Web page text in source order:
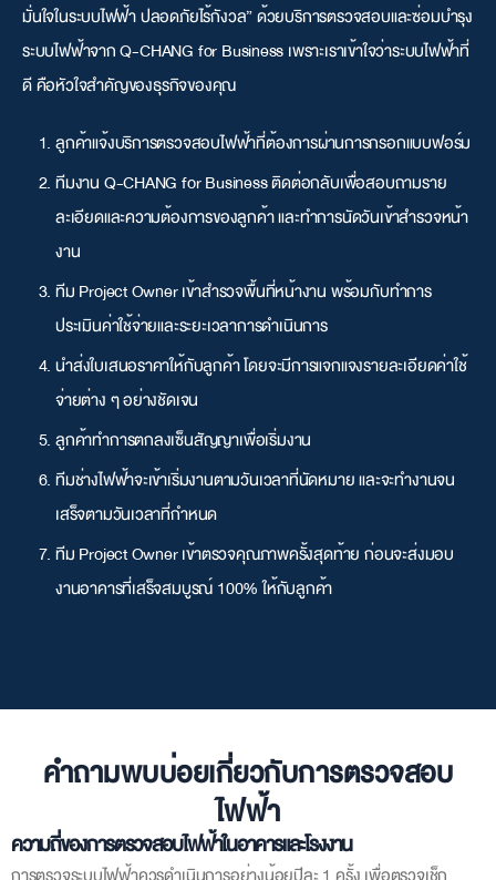
มั่นใจในระบบไฟฟ้า ปลอดภัยไร้กังวล” ด้วยบริการตรวจสอบและซ่อมบำรุง
ระบบไฟฟ้าจาก Q-CHANG for Business เพราะเราเข้าใจว่าระบบไฟฟ้าที่
ดี คือหัวใจสำคัญของธุรกิจของคุณ
ลูกค้าแจ้งบริการตรวจสอบไฟฟ้าที่ต้องการผ่านการกรอกแบบฟอร์ม
ทีมงาน Q-CHANG for Business ติดต่อกลับเพื่อสอบถามราย
ละเอียดและความต้องการของลูกค้า และทำการนัดวันเข้าสำรวจหน้า
งาน
ทีม Project Owner เข้าสำรวจพื้นที่หน้างาน พร้อมกับทำการ
ประเมินค่าใช้จ่ายและระยะเวลาการดำเนินการ
นำส่งใบเสนอราคาให้กับลูกค้า โดยจะมีการแจกแจงรายละเอียดค่าใช้
จ่ายต่าง ๆ อย่างชัดเจน
ลูกค้าทำการตกลงเซ็นสัญญาเพื่อเริ่มงาน
ทีมช่างไฟฟ้าจะเข้าเริ่มงานตามวันเวลาที่นัดหมาย และจะทำงานจน
เสร็จตามวันเวลาที่กำหนด
ทีม Project Owner เข้าตรวจคุณภาพครั้งสุดท้าย ก่อนจะส่งมอบ
งานอาคารที่เสร็จสมบูรณ์ 100% ให้กับลูกค้า